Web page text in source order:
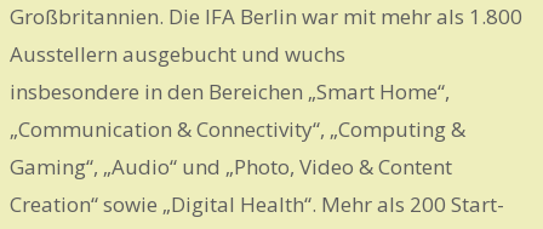
Großbritannien. Die IFA Berlin war mit mehr als 1.800
Ausstellern ausgebucht und wuchs
insbesondere in den Bereichen „Smart Home“,
„Communication & Connectivity“, „Computing &
Gaming“, „Audio“ und „Photo, Video & Content
Creation“ sowie „Digital Health“. Mehr als 200 Start-